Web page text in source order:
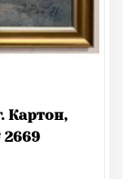
Картон,
2669